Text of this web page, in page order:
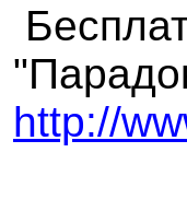
http://